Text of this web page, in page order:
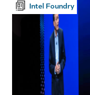
Intel Foundry